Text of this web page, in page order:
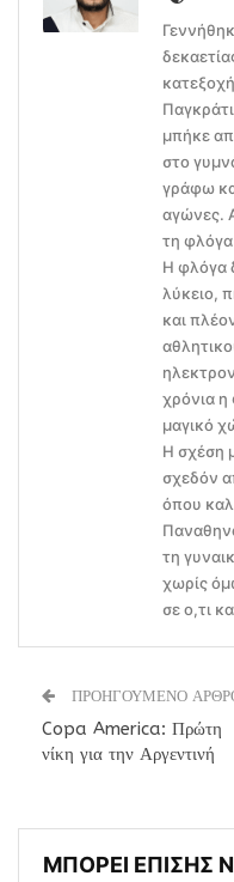
μπήκε
στο
γράφω
αγώνες.
τη
Η φλόγα
λύκειο,
και
χρόνια
μαγικό
Η σχέση
σχεδόν
όπου
τη
χωρίς
σε ο,τι
ΠΡΟΗΓΟΥΜΕΝΟ
Copa America: Πρώτη
νίκη για την Αργεντινή
ΜΠΟΡΕΙ ΕΠΙΣΗΣ